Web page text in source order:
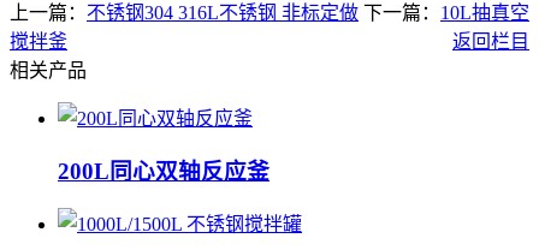
上一篇： 不锈钢304 316L不锈钢 非标定做 下一篇： 10L抽真空
搅拌釜
返回栏目
相关产品
200L同心双轴反应釜